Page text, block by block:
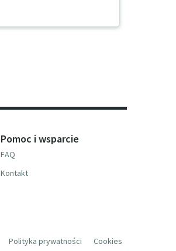
Pomoc i wsparcie
FAQ
Kontakt
Polityka prywatności Cookies